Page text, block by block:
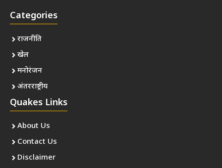
Categories
राजनीति
खेल
मनोरंजन
अंतरराष्ट्रीय
Quakes Links
About Us
Contact Us
Disclaimer